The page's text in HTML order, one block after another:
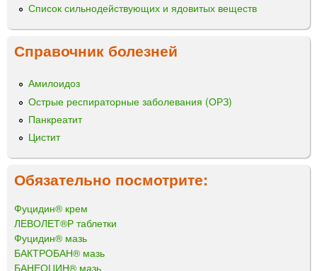
Список сильнодействующих и ядовитых веществ
Справочник болезней
Амилоидоз
Острые респираторные заболевания (ОРЗ)
Панкреатит
Цистит
Обязательно посмотрите:
Фуцидин® крем
ЛЕВОЛЕТ®Р таблетки
Фуцидин® мазь
БАКТРОБАН® мазь
БАНЕОЦИН® мазь